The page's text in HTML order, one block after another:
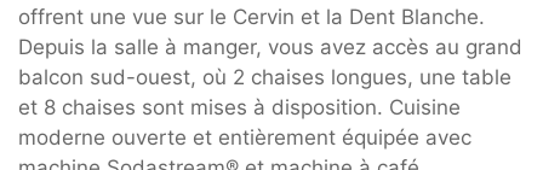
offrent une vue sur le Cervin et la Dent Blanche.
Depuis la salle à manger, vous avez accès au grand
balcon sud-ouest, où 2 chaises longues, une table
et 8 chaises sont mises à disposition. Cuisine
moderne ouverte et entièrement équipée avec